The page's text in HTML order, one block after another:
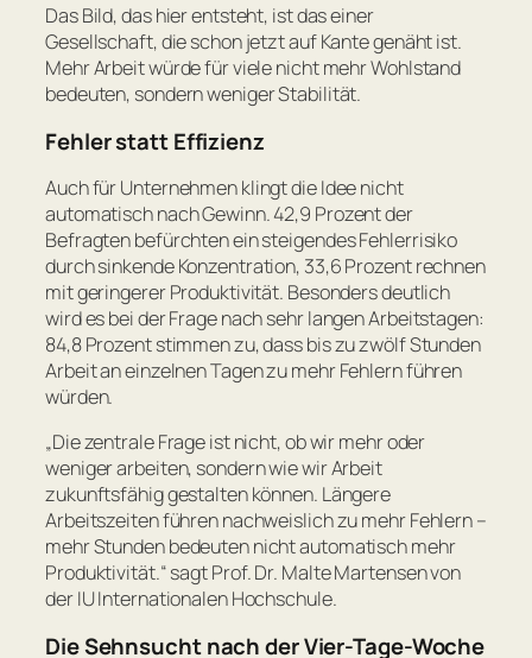
Das Bild, das hier entsteht, ist das einer
Gesellschaft, die schon jetzt auf Kante genäht ist.
Mehr Arbeit würde für viele nicht mehr Wohlstand
bedeuten, sondern weniger Stabilität.
Fehler statt Effizienz
Auch für Unternehmen klingt die Idee nicht
automatisch nach Gewinn. 42,9 Prozent der
Befragten befürchten ein steigendes Fehlerrisiko
durch sinkende Konzentration, 33,6 Prozent rechnen
mit geringerer Produktivität. Besonders deutlich
wird es bei der Frage nach sehr langen Arbeitstagen:
84,8 Prozent stimmen zu, dass bis zu zwölf Stunden
Arbeit an einzelnen Tagen zu mehr Fehlern führen
würden.
„Die zentrale Frage ist nicht, ob wir mehr oder
weniger arbeiten, sondern wie wir Arbeit
zukunftsfähig gestalten können. Längere
Arbeitszeiten führen nachweislich zu mehr Fehlern –
mehr Stunden bedeuten nicht automatisch mehr
Produktivität.“sagt Prof. Dr. Malte Martensen von
der IU Internationalen Hochschule.
Die Sehnsucht nach der Vier-Tage-Woche